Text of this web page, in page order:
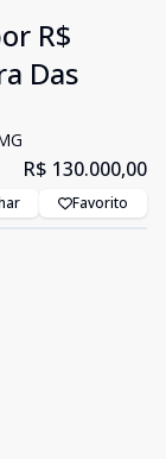
R$
Das
R$ 130.000,00
Favorito